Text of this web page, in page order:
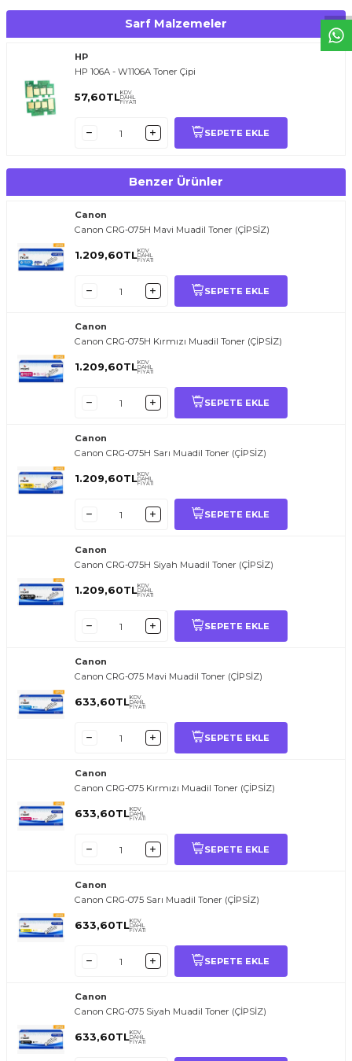
Sarf Malzemeler
HP
HP 106A - W1106A Toner Çipi
57,60TLKDV
DAHİL
FİYATI
SEPETE EKLE
Benzer Ürünler
Canon
Canon CRG-075H Mavi Muadil Toner (ÇİPSİZ)
1.209,60TLKDV
DAHİL
FİYATI
SEPETE EKLE
Canon
Canon CRG-075H Kırmızı Muadil Toner (ÇİPSİZ)
1.209,60TLKDV
DAHİL
FİYATI
SEPETE EKLE
Canon
Canon CRG-075H Sarı Muadil Toner (ÇİPSİZ)
1.209,60TLKDV
DAHİL
FİYATI
SEPETE EKLE
Canon
Canon CRG-075H Siyah Muadil Toner (ÇİPSİZ)
1.209,60TLKDV
DAHİL
FİYATI
SEPETE EKLE
Canon
Canon CRG-075 Mavi Muadil Toner (ÇİPSİZ)
633,60TLKDV
DAHİL
FİYATI
SEPETE EKLE
Canon
Canon CRG-075 Kırmızı Muadil Toner (ÇİPSİZ)
633,60TLKDV
DAHİL
FİYATI
SEPETE EKLE
Canon
Canon CRG-075 Sarı Muadil Toner (ÇİPSİZ)
633,60TLKDV
DAHİL
FİYATI
SEPETE EKLE
Canon
Canon CRG-075 Siyah Muadil Toner (ÇİPSİZ)
633,60TLKDV
DAHİL
FİYATI